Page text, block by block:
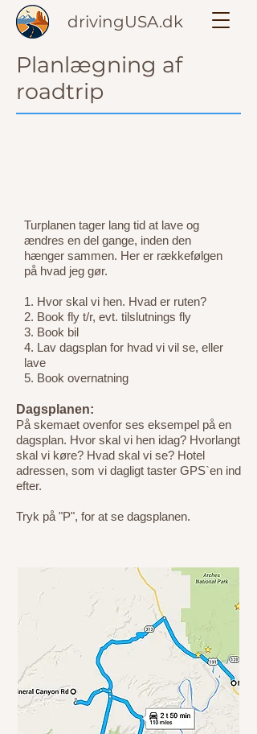
drivingUSA.dk
Planlægning af
roadtrip
Turplanen tager lang tid at lave og
ændres en del gange, inden den
hænger sammen. Her er rækkefølgen
på hvad jeg gør.
1. Hvor skal vi hen. Hvad er ruten?
2. Book fly t/r, evt. tilslutnings fly
3. Book bil
4. Lav dagsplan for hvad vi vil se, eller
lave
5. Book overnatning
Dagsplanen:
På skemaet ovenfor ses eksempel på en
dagsplan. Hvor skal vi hen idag? Hvorlangt
skal vi køre? Hvad skal vi se? Hotel
adressen, som vi dagligt taster GPS`en ind
efter.
Tryk på "P", for at se dagsplanen.